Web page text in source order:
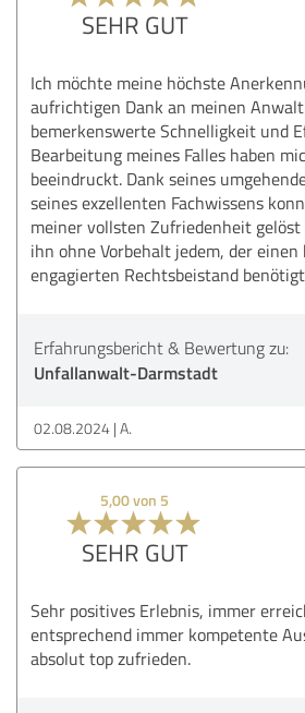
SEHR GUT
Ich möchte meine höchste
aufrichtigen Dank an meinen
bemerkenswerte Schnelligkeit und
Bearbeitung meines Falles haben
beeindruckt. Dank seines
seines exzellenten Fachwissens
meiner vollsten Zufriedenheit
ihn ohne Vorbehalt jedem, der
engagierten Rechtsbeistand
Erfahrungsbericht & Bewertung zu:
Unfallanwalt-Darmstadt
02.08.2024 A.
5,00 von 5
SEHR GUT
Sehr positives Erlebnis, immer
entsprechend immer kompetente
absolut top zufrieden.